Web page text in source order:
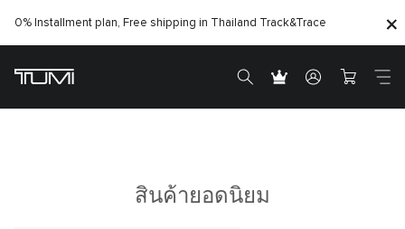
0% Installment plan, Free shipping in Thailand Track&Trace
สินค้ายอดนิยม